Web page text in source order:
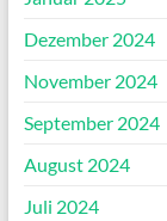
Dezember 2024
November 2024
September 2024
August 2024
Juli 2024